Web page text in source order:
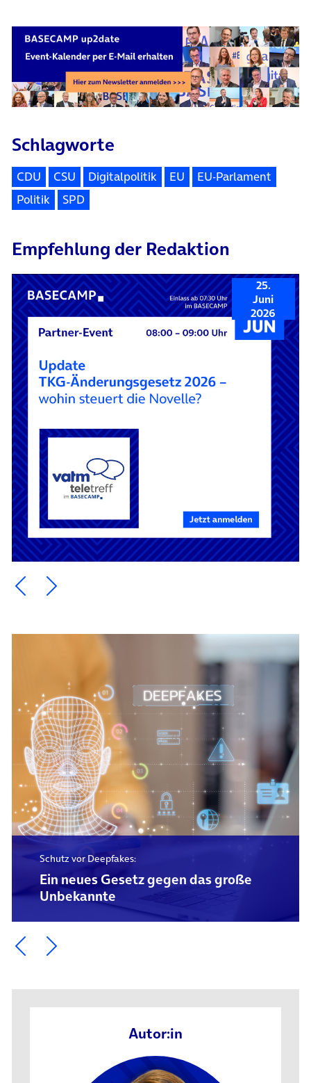
Schlagworte
CDU CSU Digitalpolitik EU
EU-Parlament
Politik
SPD
Empfehlung der Redaktion
25.
Juni
2026
Ein Element zurück blättern
Ein Element weiter blättern
Schutz vor Deepfakes:
Ein neues Gesetz gegen das große
Unbekannte
Ein Element zurück blättern
Ein Element weiter blättern
Autor:in